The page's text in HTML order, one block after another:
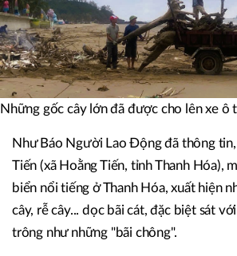
Những gốc cây lớn đã được cho lên xe ô
Như Báo Người Lao Động đã thông
Tiến (xã Hoằng Tiến, tỉnh Thanh Hóa),
biển nổi tiếng ở Thanh Hóa, xuất hiện
cây, rễ cây... dọc bãi cát, đặc biệt sát
trông như những "bãi chông".